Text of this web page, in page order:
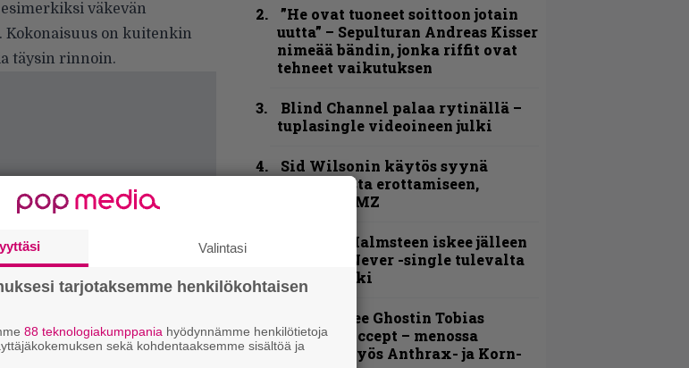
väkevän
Kokonaisuus on kuitenkin
täysin rinnoin.
”He ovat tuoneet soittoon jotain
uutta” – Sepulturan Andreas Kisser
nimeää bändin, jonka riffit ovat
tehneet vaikutuksen
Blind Channel palaa rytinällä –
tuplasingle videoineen julki
Sid Wilsonin käytös syynä
Slipknotista erottamiseen,
raportoi TMZ
Yngwie Malmsteen iskee jälleen
– Now or Never -single tulevalta
levyltä julki
Näin lähtee Ghostin Tobias
Forgelta Accept – menossa
mukana myös Anthrax- ja Korn-
Valintasi
tarjotaksemme henkilökohtaisen
88 teknologiakumppania hyödynnämme henkilötietoja
sekä kohdentaaksemme sisältöä ja